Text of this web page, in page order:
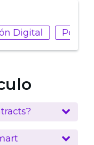
Digital